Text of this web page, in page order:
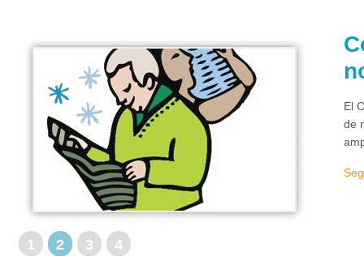
El
de
1 2 3 4